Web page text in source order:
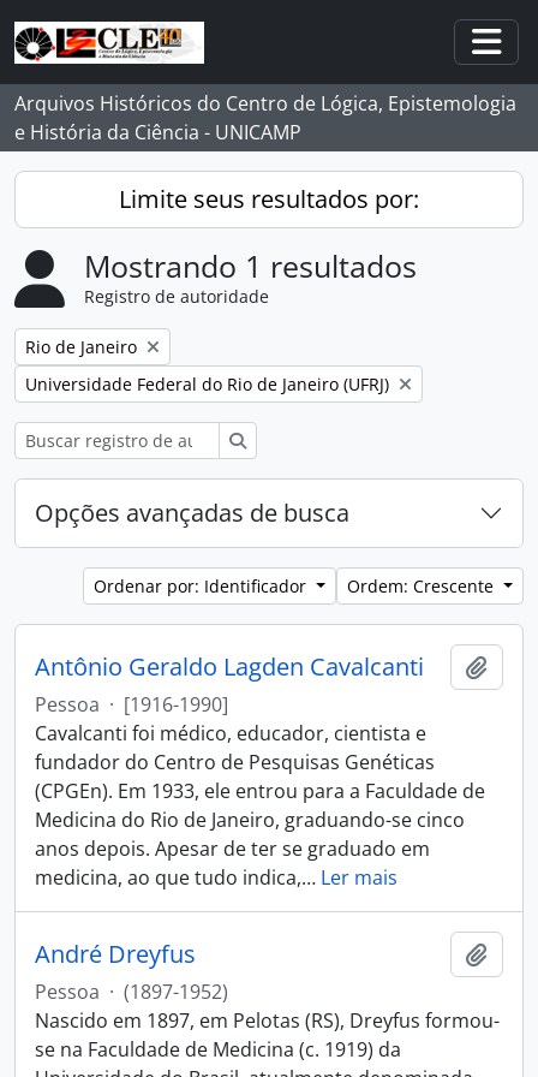
Skip to main content
Arquivos Históricos do Centro de Lógica, Epistemologia
e História da Ciência - UNICAMP
Limite seus resultados por:
Mostrando 1 resultados
Registro de autoridade
Remover filtro:
Rio de Janeiro
Remover filtro:
Universidade Federal do Rio de Janeiro (UFRJ)
Opções avançadas de busca
Ordenar por: Identificador Ordem: Crescente
Antônio Geraldo Lagden Cavalcanti
Pessoa · [1916-1990]
Cavalcanti foi médico, educador, cientista e
fundador do Centro de Pesquisas Genéticas
(CPGEn). Em 1933, ele entrou para a Faculdade de
Medicina do Rio de Janeiro, graduando-se cinco
anos depois. Apesar de ter se graduado em
medicina, ao que tudo indica,… Ler mais
André Dreyfus
Pessoa · (1897-1952)
Nascido em 1897, em Pelotas (RS), Dreyfus formou-
se na Faculdade de Medicina (c. 1919) da